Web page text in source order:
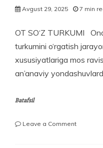
Avgust 29, 2025 7 min
OT SO‘Z TURKUMI
turkumini o‘rgatish
xususiyatlariga mos
an’anaviy
Batafsil
Leave a Commenton